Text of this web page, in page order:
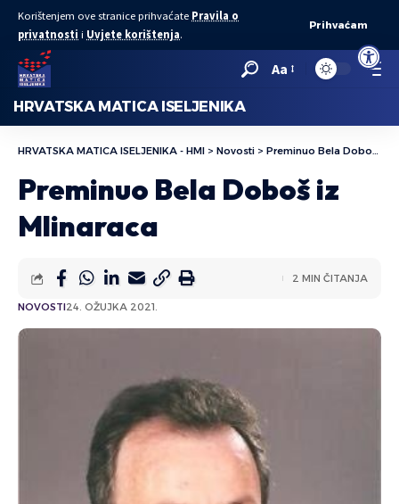
Open
Korištenjem ove stranice prihvaćate Pravila o
privatnosti i Uvjete korištenja.
Prihvaćam
Aa
HRVATSKA MATICA ISELJENIKA
HRVATSKA MATICA ISELJENIKA - HMI > Novosti > Preminuo Bela Doboš iz Mlinaraca
Preminuo Bela Doboš iz
Mlinaraca
NOVOSTI24. OŽUJKA 2021.
2 MIN ČITANJA